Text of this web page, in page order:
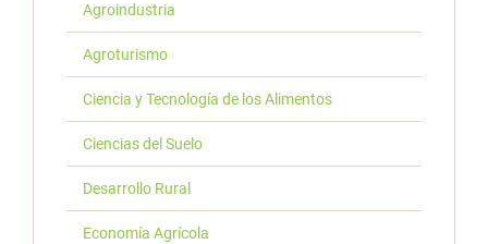
Agroindustria
Agroturismo
Ciencia y Tecnología de los Alimentos
Ciencias del Suelo
Desarrollo Rural
Economía Agrícola